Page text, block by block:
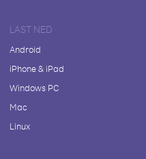
LAST NED
Android
iPhone & iPad
Windows PC
Mac
Linux